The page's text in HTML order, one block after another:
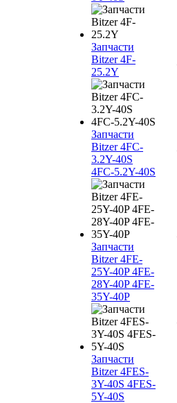
Запчасти
Bitzer 4F-
25.2Y
Запчасти
Bitzer 4FC-
3.2Y-40S
4FC-5.2Y-40S
Запчасти
Bitzer 4FE-
25Y-40P 4FE-
28Y-40P 4FE-
35Y-40P
Запчасти
Bitzer 4FES-
3Y-40S 4FES-
5Y-40S